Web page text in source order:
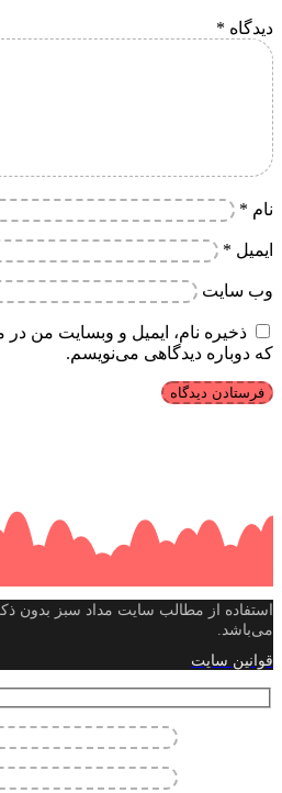
دیدگاه *
نام *
ایمیل *
وب‌ سایت
ذخیره نام، ایمیل و وبسایت من در
که دوباره دیدگاهی می‌نویسم.
استفاده از مطالب سایت مداد سبز بدون
می‌باشد.
قوانین سایت